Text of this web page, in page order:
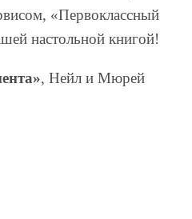
«Первоклассный
настольной книгой!
, Нейл и Мюрей